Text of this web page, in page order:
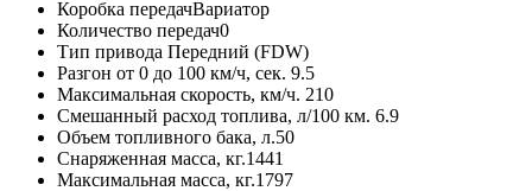
Коробка передачВариатор
Количество передач0
Тип привода Передний (FDW)
Разгон от 0 до 100 км/ч, сек. 9.5
Максимальная скорость, км/ч. 210
Смешанный расход топлива, л/100 км. 6.9
Объем топливного бака, л.50
Снаряженная масса, кг.1441
Максимальная масса, кг.1797